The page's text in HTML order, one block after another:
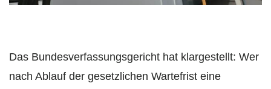
Das Bundesverfassungsgericht hat klargestellt: Wer
nach Ablauf der gesetzlichen Wartefrist eine